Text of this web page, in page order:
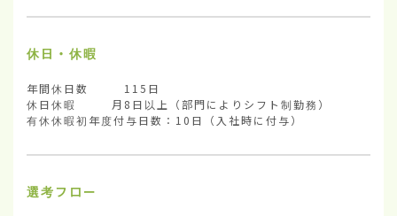
休日・休暇
年間休日数        115日
休日休暇        月8日以上（部門によりシフト制勤務）
有休休暇初年度付与日数：10日（入社時に付与）
選考フロー